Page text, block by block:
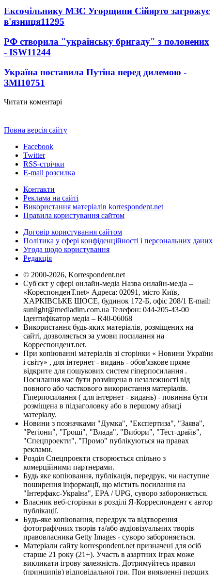
Ексочільнику МЗС Угорщини Сійярто загрожує
в'язниця11295
РФ створила "українську бригаду" з полонених
- ISW11244
Україна поставила Путіна перед дилемою -
ЗМІ10751
Читати коментарі
Повна версія сайту
Facebook
Twitter
RSS-стрічки
E-mail розсилка
Контакти
Реклама на сайті
Використання матеріалів korrespondent.net
Правила користування сайтом
Договір користування сайтом
Політика у сфері конфіденційності і персональних даних
Угода щодо користування
Редакція
© 2000-2026, Korrespondent.net
Суб'єкт у сфері онлайн-медіа Назва онлайн-медіа –
«КореспонденТ.net» Адреса: 02091, місто Київ,
ХАРКІВСЬКЕ ШОСЕ, будинок 172-Б, офіс 208/1 E-mail:
sunlight@mediadim.com.ua Телефон: 044-205-43-00
Ідентифікатор медіа – R40-06068
Використання будь-яких матеріалів, розміщених на
сайті, дозволяється за умови посилання на
Корреспондент.net.
При копіюванні матеріалів зі сторінки « Новини України
і світу» , для інтернет - видань - обов'язкове пряме
відкрите для пошукових систем гіперпосилання .
Посилання має бути розміщена в незалежності від
повного або часткового використання матеріалів.
Гіперпосилання ( для інтернет - видань) - повинна бути
розміщена в підзаголовку або в першому абзаці
матеріалу.
Новини з позначками "Думка", "Експертиза", "Заява",
"Регіони", "Гроші", "Влада", "Вибори", "Тест-драйв",
"Спецпроекти", "Промо" публікуються на правах
реклами.
Розділ Спецпроекти створюється спільно з
комерційними партнерами.
Будь яке копіювання, публікація, передрук, чи наступне
поширення інформації, що містить посилання на
"Інтерфакс-Україна", EPA / UPG, суворо забороняється.
Власник веб-сторінки в розділі Я-Корреспондент є автор
публікації.
Будь-яке копіювання, передрук та відтворення
фотографічних творів та/або аудіовізуальних творів
правовласника Getty Images - суворо забороняється.
Матеріали сайту korrespondent.net призначені для осіб
старше 21 року (21+). Участь в азартних іграх може
викликати ігрову залежність. Дотримуйтесь правил
(принципів) відповідальної гри. При виявленні перших